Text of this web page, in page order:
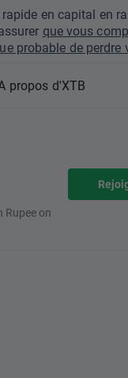
en capital en
que vous
probable de perdre
propos d'XTB
on